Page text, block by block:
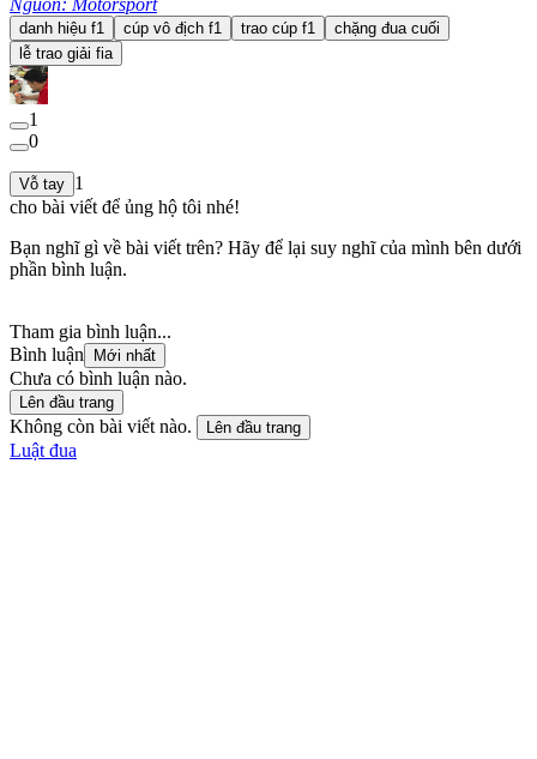
danh hiệu f1 cúp vô địch f1 trao cúp f1
chặng đua cuối
lễ trao giải fia
1
0
Vỗ tay 1
cho bài viết để ủng hộ tôi nhé!
Bạn nghĩ gì về bài viết trên? Hãy để lại suy nghĩ của mình bên dưới
phần bình luận.
Tham gia bình luận...
Bình luận
Mới nhất
Chưa có bình luận nào.
Lên đầu trang
Không còn bài viết nào. Lên đầu trang
Luật đua